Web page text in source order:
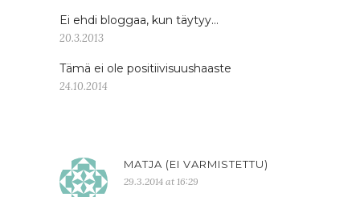
Ei ehdi bloggaa, kun täytyy…
20.3.2013
Tämä ei ole positiivisuushaaste
24.10.2014
MATJA (EI VARMISTETTU)
29.3.2014 at 16:29